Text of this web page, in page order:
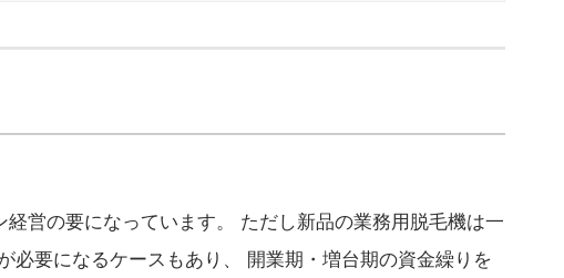
営の要になっています。 ただし新品の業務用脱毛機は一
必要になるケースもあり、 開業期・増台期の資金繰りを